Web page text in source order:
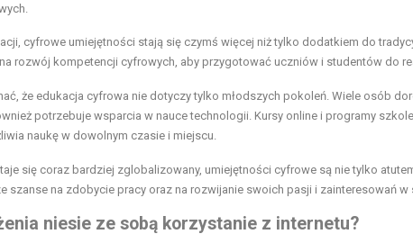
cyfrowe umiejętności stają się czymś więcej niż tylko dodatkiem do
rozwój kompetencji cyfrowych, aby przygotować uczniów i studentów do
że edukacja cyfrowa nie dotyczy tylko młodszych pokoleń. Wiele osób
potrzebuje wsparcia w nauce technologii. Kursy online i programy
naukę w dowolnym czasie i miejscu.
się coraz bardziej zglobalizowany, umiejętności cyfrowe są nie tylko
szanse na zdobycie pracy oraz na rozwijanie swoich pasji i zainteresowań
niesie ze sobą korzystanie z internetu?